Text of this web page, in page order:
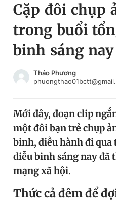
Chuyên mục
Chuyên mục khác
Chào ngày mới
Video
Sản phẩm khác
Tiện ích
Đổi mật khẩu
Tin đã lưu
Đăng xuất
Cặp đôi chụp
trong buổi
binh sáng
Thảo Phương
Mới đây, đoạn clip
một đôi bạn trẻ chụp
binh, diễu hành đi
diễu binh sáng nay đã
mạng xã hội.
Thức cả đêm để